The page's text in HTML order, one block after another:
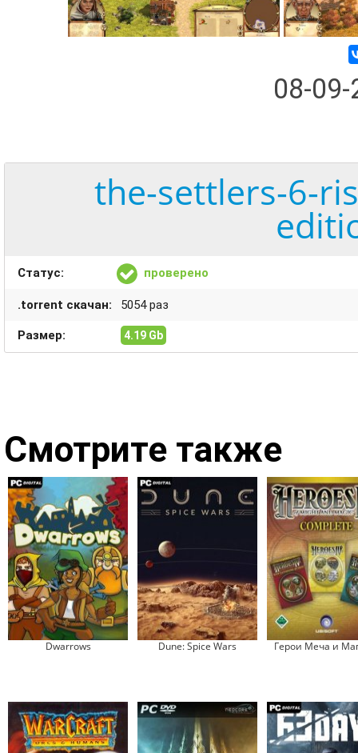
08-
the-settlers-6-
Статус: проверено
.torrent скачан: 5054 раз
Размер: 4.19 Gb
Смотрите также
Dwarrows Dune: Spice Wars Герои Меча и